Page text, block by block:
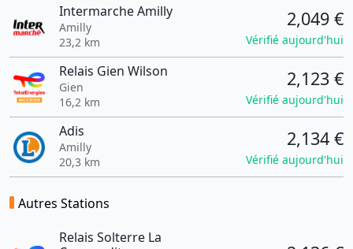
Intermarche Amilly
Amilly
23,2 km
2,049 €
Vérifié aujourd'hui
Relais Gien Wilson
Gien
16,2 km
2,123 €
Vérifié aujourd'hui
Adis
Amilly
20,3 km
2,134 €
Vérifié aujourd'hui
Autres Stations
Relais Solterre La